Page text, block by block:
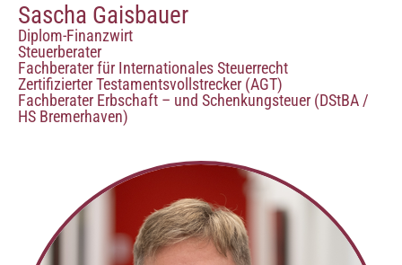
Sascha Gaisbauer
Diplom-Finanzwirt
Steuerberater
Fachberater für Internationales Steuerrecht
Zertifizierter Testamentsvollstrecker (AGT)
Fachberater Erbschaft – und Schenkungsteuer (DStBA /
HS Bremerhaven)